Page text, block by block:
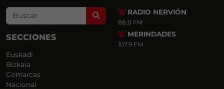
Search
SECCIONES
Euskadi
Bizkaia
Comarcas
Nacional
RADIO NERVIÓN
88.0 FM
MERINDADES
107.9 FM